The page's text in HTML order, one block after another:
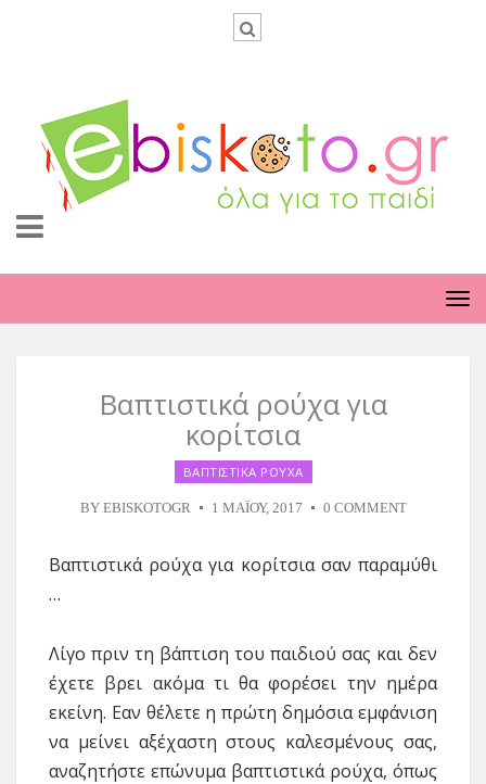
Βαπτιστικά ρούχα για
κορίτσια
ΒΑΠΤΙΣΤΙΚΑ ΡΟΥΧΑ
BY EBISKOTOGR 1 ΜΑΪ́ΟΥ, 2017 0 COMMENT
Βαπτιστικά ρούχα για κορίτσια σαν παραμύθι
…
Λίγο πριν τη βάπτιση του παιδιού σας και δεν
έχετε βρει ακόμα τι θα φορέσει την ημέρα
εκείνη. Εαν θέλετε η πρώτη δημόσια εμφάνιση
να μείνει αξέχαστη στους καλεσμένους σας,
αναζητήστε επώνυμα βαπτιστικά ρούχα, όπως